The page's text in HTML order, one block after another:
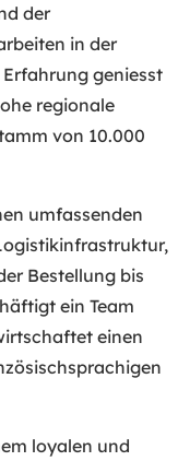
der
in der
geniesst
regionale
von 10.000
umfassenden
Bestellung bis
ein Team
einen
loyalen und